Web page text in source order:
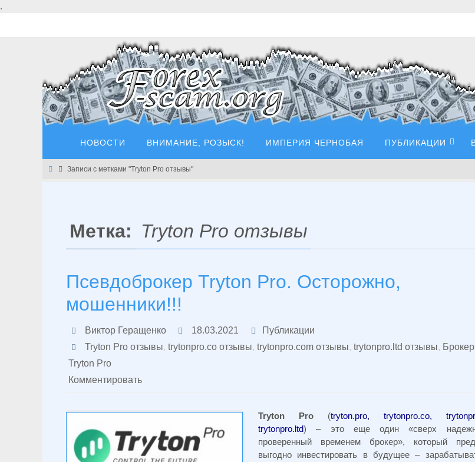
.
НОВОСТИ ВНИМАНИЕ, РОЗЫСК! ИМПЕРИЯ ЧЕРНОБАЯ ПУБЛИКАЦИИ
Главная
Записи с метками "Tryton Pro отзывы"
Метка: Tryton Pro отзывы
Псевдоброкер Tryton Pro. Осторожно,
мошенники!!!
Виктор Геращенко 18.03.2021
Публикации
Tryton Pro отзывы, trytonpro.co отзывы, trytonpro.com отзывы, trytonpro.ltd отзывы, Брокер
Tryton Pro
Комментировать
Tryton Pro (tryton.pro, trytonpro.co,
trytonpro.ltd) – это еще один «сверх
проверенный временем брокер», который
выгодно инвестировать в будущее –